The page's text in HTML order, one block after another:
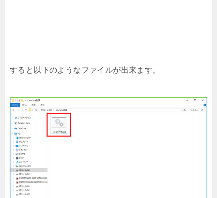
すると以下のようなファイルが出来ます。